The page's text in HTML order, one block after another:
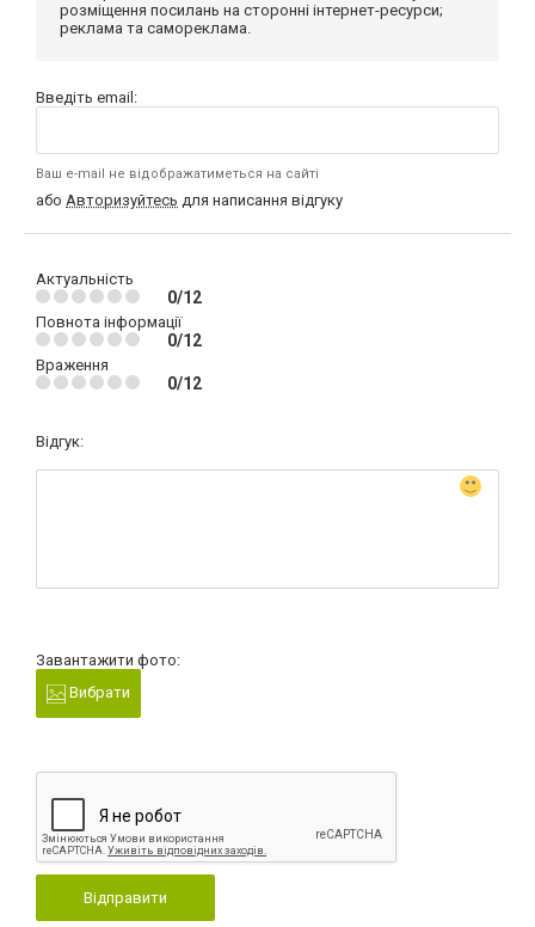
розміщення посилань на сторонні інтернет-ресурси;
реклама та самореклама.
Введіть email:
Ваш e-mail не відображатиметься на сайті
або Авторизуйтесь для написання відгуку
Актуальність
0/12
Повнота інформації
0/12
Враження
0/12
Відгук:
Завантажити фото:
Вибрати
Відправити